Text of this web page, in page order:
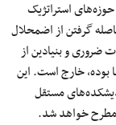
استراتژیک
گرفتن از اضمحلال
ضروری و بنیادین از
خارج است. این
مستقل
مطرح خواهد شد.